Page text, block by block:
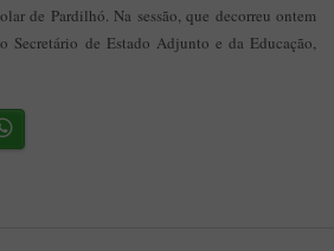
de Pardilhó. Na sessão, que decorreu ontem
Secretário de Estado Adjunto e da Educação,